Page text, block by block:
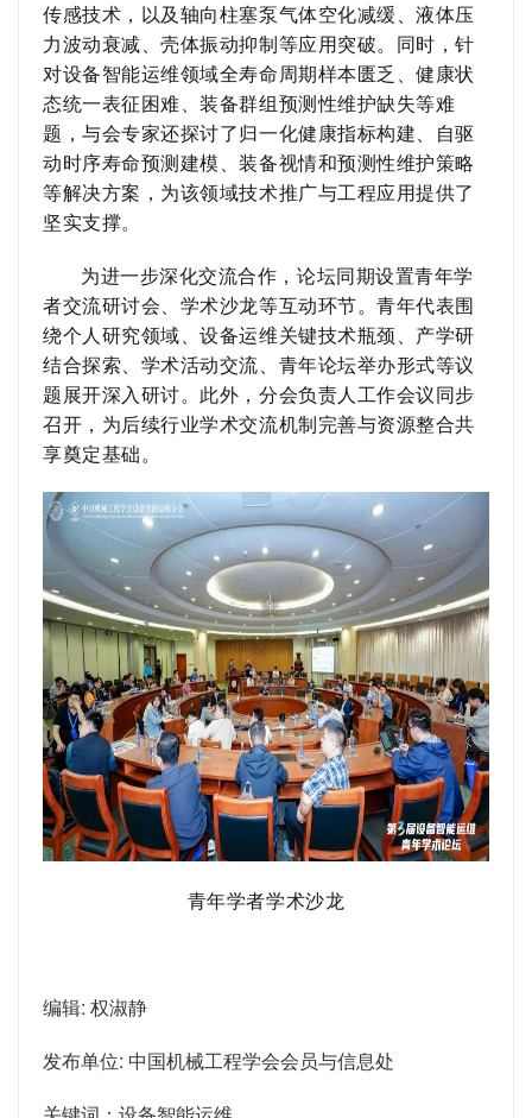
传感技术，以及轴向柱塞泵气体空化减缓、液体压
力波动衰减、壳体振动抑制等应用突破。 同时，针
对设备智能运维领域全寿命周期样本匮乏、健康状
态统一表征困难、装备群组预测性维护缺失等难
题，与会专家还探讨了归一化健康指标构建、自驱
动时序寿命预测建模、装备视情和预测性维护策略
等解决方案，为该领域技术推广与工程应用提供了
坚实支撑。
为进一步深化交流合作，论坛同期设置青年学
者交流研讨会、学术沙龙等互动环节。青年代表围
绕个人研究领域、设备运维关键技术瓶颈、产学研
结合探索、学术活动交流、青年论坛举办形式等议
题展开深入研讨。此外，分会负责人工作会议同步
召开，为后续行业学术交流机制完善与资源整合共
享奠定基础。
青年学者学术沙龙
编辑: 权淑静
发布单位: 中国机械工程学会会员与信息处